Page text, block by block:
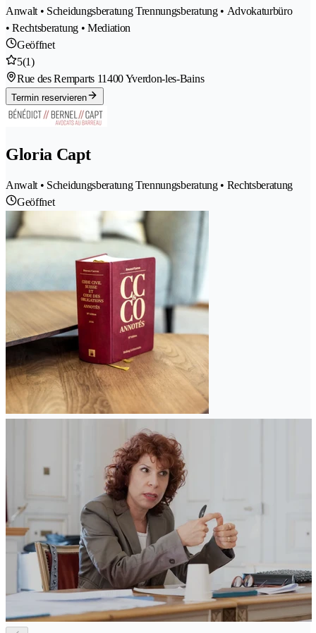
Anwalt • Scheidungsberatung Trennungsberatung • Advokaturbüro
• Rechtsberatung • Mediation
Geöffnet
5(1)
Rue des Remparts 11400 Yverdon-les-Bains
Termin reservieren
Gloria Capt
Anwalt • Scheidungsberatung Trennungsberatung • Rechtsberatung
Geöffnet